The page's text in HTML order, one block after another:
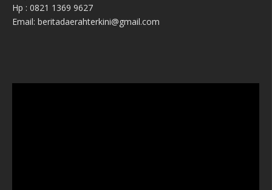
Hp : 0821 1369 9627
Email: beritadaerahterkini@gmail.com